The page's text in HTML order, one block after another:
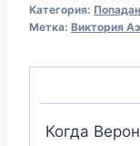
Категория:
Метка: Виктория
Когда